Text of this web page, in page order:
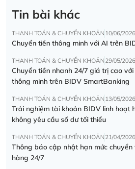
Tin bài khác
THANH TOÁN & CHUYỂN KHOẢN 10/06/2026
Chuyển tiền thông minh với AI trên
THANH TOÁN & CHUYỂN KHOẢN 29/05/2026
Chuyển tiền nhanh 24/7 giá trị cao
thông minh trên BIDV SmartBanking
THANH TOÁN & CHUYỂN KHOẢN 13/05/2026
Trải nghiệm tài khoản BIDV linh hoạt
không yêu cầu số dư tối thiểu
THANH TOÁN & CHUYỂN KHOẢN 21/04/2026
Thông báo cập nhật hạn mức
hàng 24/7